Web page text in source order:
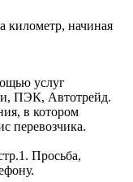
километр, начиная
услуг
ПЭК, Автотрейд.
в котором
перевозчика.
Просьба,